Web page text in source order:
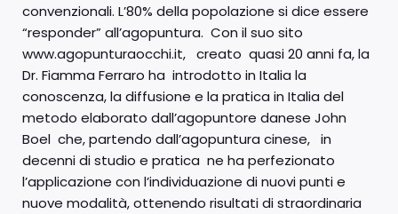
convenzionali. L’80% della popolazione si dice essere
“responder” all’agopuntura. Con il suo sito
www.agopunturaocchi.it, creato quasi 20 anni fa, la
Dr. Fiamma Ferraro ha introdotto in Italia la
conoscenza, la diffusione e la pratica in Italia del
metodo elaborato dall’agopuntore danese John
Boel che, partendo dall’agopuntura cinese, in
decenni di studio e pratica ne ha perfezionato
l’applicazione con l’individuazione di nuovi punti e
nuove modalità, ottenendo risultati di straordinaria